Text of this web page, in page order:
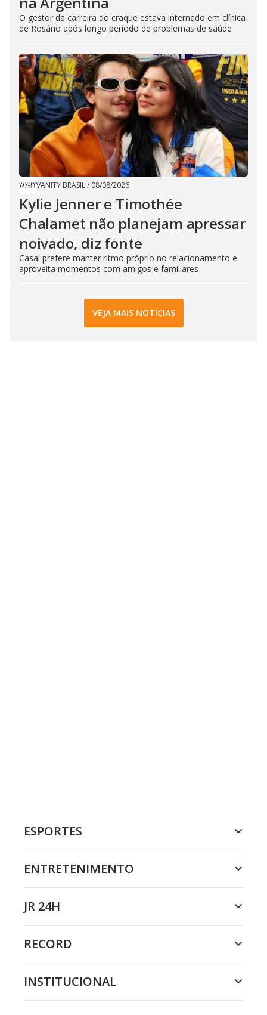
O gestor da carreira do craque estava internado em clínica
de Rosário após longo período de problemas de saúde
VANITY BRASIL/ 08/08/2026
Kylie Jenner e Timothée
Chalamet não planejam apressar
noivado, diz fonte
Casal prefere manter ritmo próprio no relacionamento e
aproveita momentos com amigos e familiares
VEJA MAIS NOTÍCIAS
ESPORTES
ENTRETENIMENTO
JR 24H
RECORD
INSTITUCIONAL